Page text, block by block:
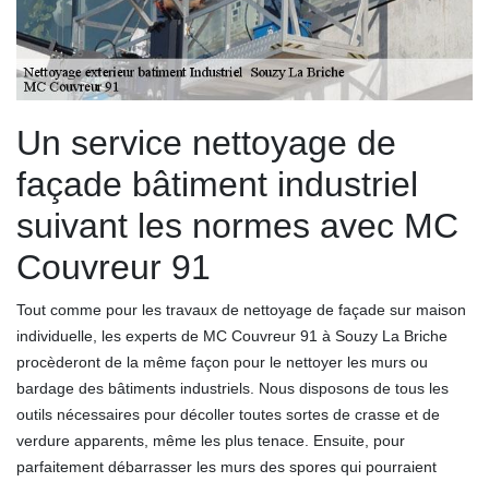
Un service nettoyage de
façade bâtiment industriel
suivant les normes avec MC
Couvreur 91
Tout comme pour les travaux de nettoyage de façade sur maison
individuelle, les experts de MC Couvreur 91 à Souzy La Briche
procèderont de la même façon pour le nettoyer les murs ou
bardage des bâtiments industriels. Nous disposons de tous les
outils nécessaires pour décoller toutes sortes de crasse et de
verdure apparents, même les plus tenace. Ensuite, pour
parfaitement débarrasser les murs des spores qui pourraient